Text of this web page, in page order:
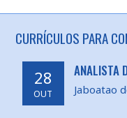
CURRÍCULOS PARA
28
OUT
ANALISTA
Jaboatao